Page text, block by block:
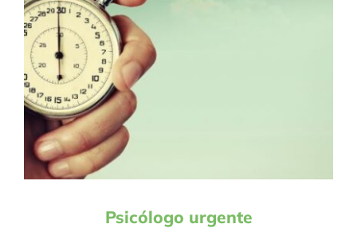
Psicólogo urgente